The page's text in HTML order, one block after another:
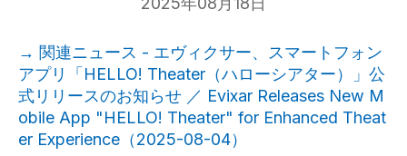
→ 関連ニュース - エヴィクサー、スマートフォン
アプリ「HELLO! Theater（ハローシアター）」公
式リリースのお知らせ ／ Evixar Releases New M
obile App "HELLO! Theater" for Enhanced Theat
er Experience（2025-08-04）